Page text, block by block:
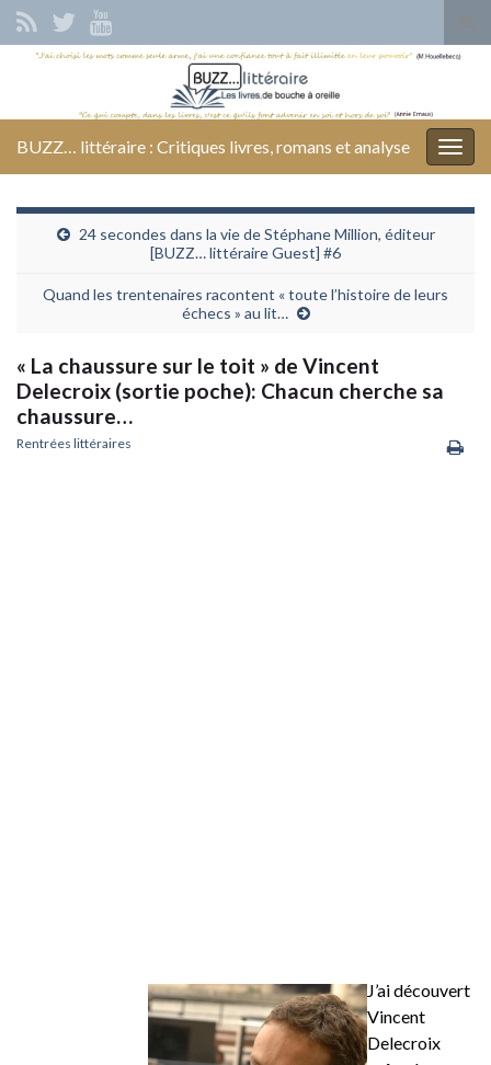
Search for:
BUZZ… littéraire : Critiques livres, romans et analyse
24 secondes dans la vie de Stéphane Million, éditeur
[BUZZ… littéraire Guest] #6
Quand les trentenaires racontent « toute l’histoire de leurs
échecs » au lit…
« La chaussure sur le toit » de Vincent
Delecroix (sortie poche): Chacun cherche sa
chaussure…
Rentrées littéraires
J’ai découvert
Vincent
Delecroix